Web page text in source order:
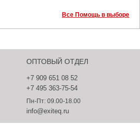
Все Помощь в выборе
ОПТОВЫЙ ОТДЕЛ
+7 909 651 08 52
+7 495 363-75-54
Пн-Пт: 09.00-18.00
info@exiteq.ru